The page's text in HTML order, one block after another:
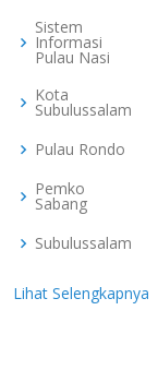
Sistem
Informasi
Pulau Nasi
Kota
Subulussalam
Pulau Rondo
Pemko
Sabang
Subulussalam
Lihat Selengkapnya